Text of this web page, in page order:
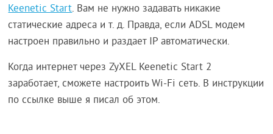
Keenetic Start. Вам не нужно задавать никакие
статические адреса и т. д. Правда, если ADSL модем
настроен правильно и раздает IP автоматически.
Когда интернет через ZyXEL Keenetic Start 2
заработает, сможете настроить Wi-Fi сеть. В инструкции
по ссылке выше я писал об этом.